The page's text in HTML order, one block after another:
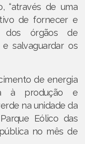
“através de uma
de fornecer e
dos órgãos de
salvaguardar os
de energia
à produção e
na unidade da
Eólico das
no mês de